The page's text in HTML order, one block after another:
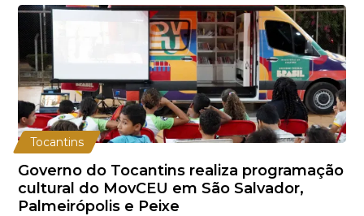
Tocantins
Governo do Tocantins realiza programação
cultural do MovCEU em São Salvador,
Palmeirópolis e Peixe